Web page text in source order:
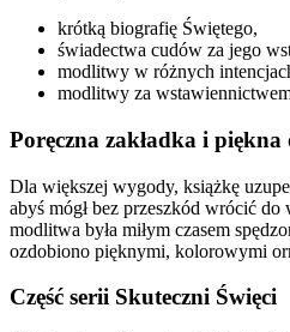
krótką biografię Świętego,
świadectwa cudów za jego
modlitwy w różnych
modlitwy za
Poręczna zakładka i
Dla większej wygody, książkę
abyś mógł bez przeszkód wrócić
modlitwa była miłym czasem
ozdobiono pięknymi, kolorowymi
Część serii Skuteczni Święci